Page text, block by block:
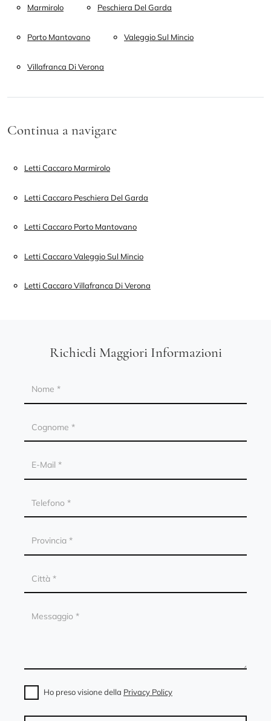
Marmirolo Peschiera Del Garda
Porto Mantovano Valeggio Sul Mincio
Villafranca Di Verona
Continua a navigare
Letti Caccaro Marmirolo
Letti Caccaro Peschiera Del Garda
Letti Caccaro Porto Mantovano
Letti Caccaro Valeggio Sul Mincio
Letti Caccaro Villafranca Di Verona
Richiedi Maggiori Informazioni
Ho preso visione della Privacy Policy